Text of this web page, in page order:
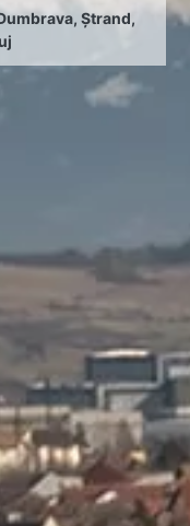
,Ștrand,